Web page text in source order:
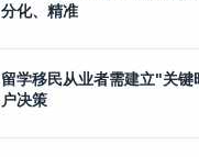
分化、精准
留学移民从业者需建立"关
户决策